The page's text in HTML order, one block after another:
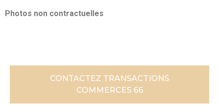
Photos non contractuelles
CONTACTEZ TRANSACTIONS
COMMERCES 66